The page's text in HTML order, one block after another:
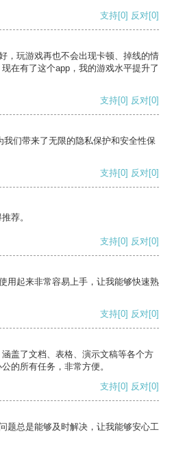
支持[0] 反对[0]
，玩游戏再也不会出现卡顿、掉线的情
在有了这个app，我的游戏水平提升了
支持[0] 反对[0]
们带来了无限的隐私保护和安全性保
支持[0] 反对[0]
荐。
支持[0] 反对[0]
用起来非常容易上手，让我能够快速熟
支持[0] 反对[0]
盖了文档、表格、演示文稿等各个方
的所有任务，非常方便。
支持[0] 反对[0]
题总是能够及时解决，让我能够安心工